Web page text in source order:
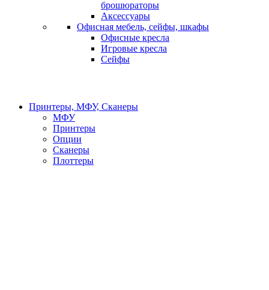
брошюраторы
Аксессуары
Офисная мебель, сейфы, шкафы
Офисные кресла
Игровые кресла
Сейфы
Принтеры, МФУ, Сканеры
МФУ
Принтеры
Опции
Сканеры
Плоттеры